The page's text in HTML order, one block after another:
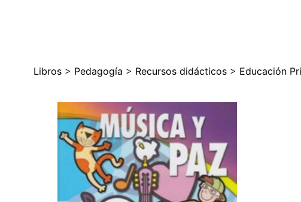
Libros > Pedagogía > Recursos didácticos > Educación